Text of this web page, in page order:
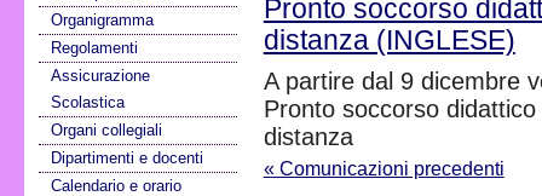
Organigramma
Regolamenti
Assicurazione
Scolastica
Organi collegiali
Dipartimenti e docenti
Calendario e orario
Pronto soccorso
distanza (INGLESE)
A partire dal 9 dicembre
Pronto soccorso
distanza
« Comunicazioni precedenti